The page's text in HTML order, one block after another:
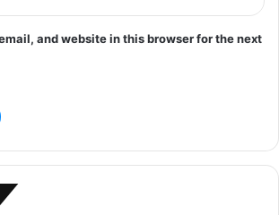
and website in this browser for the next